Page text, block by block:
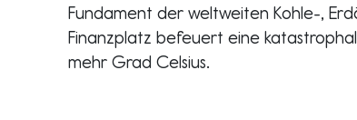
Fundament der weltweiten Kohle-,
Finanzplatz befeuert eine
mehr Grad Celsius.